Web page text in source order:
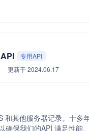
专用API
更新于 2024.06.17
和其他服务器记录。十
确保我们的API 满足性能